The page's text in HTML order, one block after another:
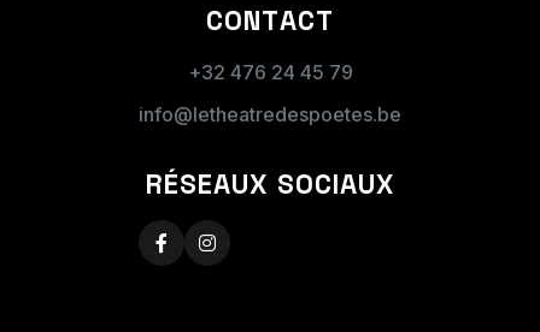
DATES PROPOSÉES :
Pour plusieurs dates proposées, indiquez-les
dans le message.
Message
CONTACT
+32 476 24 45 79
info@letheatredespoetes.be
RÉSEAUX SOCIAUX